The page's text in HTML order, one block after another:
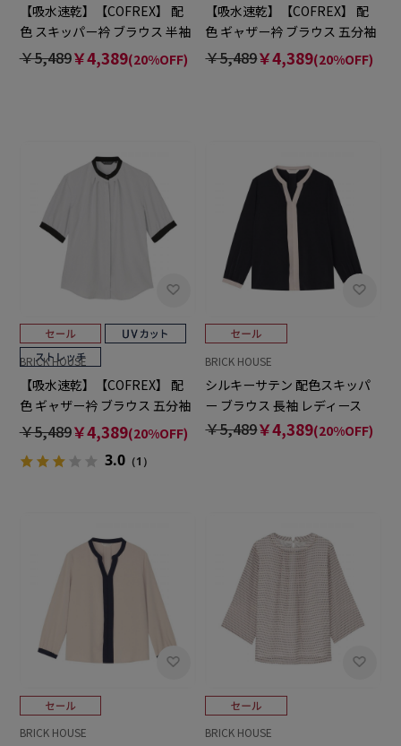
【吸水速乾】【COFREX】 配
色 スキッパー衿 ブラウス 半袖
レディースデザインシャツ
￥5,489￥4,389(20%OFF)
【吸水速乾】【COFREX】 配
色 ギャザー衿 ブラウス 五分袖
レディースデザインシャツ
￥5,489￥4,389(20%OFF)
BRICK HOUSE
【吸水速乾】【COFREX】 配
色 ギャザー衿 ブラウス 五分袖
レディースデザインシャツ
￥5,489￥4,389(20%OFF)
3.0（1）
BRICK HOUSE
シルキーサテン 配色スキッパ
ー ブラウス 長袖 レディース
￥5,489￥4,389(20%OFF)
BRICK HOUSE BRICK HOUSE